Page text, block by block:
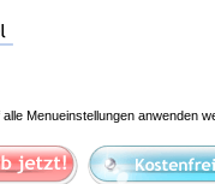
Menueinstellungen anwenden